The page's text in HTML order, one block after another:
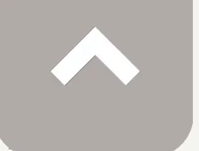
各種ブランドのカードをご利用いただけます。
【Paidy（後払い/コンビニ払い）】
お支払後の在庫確保となりますため、お早めにお支払をお願いし
なお、お支払口座は、注文確認メールに記載しております。
振込手数料はお客様負担となります。
送料：100円（税込）（全国一律）